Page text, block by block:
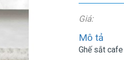
Giá:
Mô tả
Ghế sắt